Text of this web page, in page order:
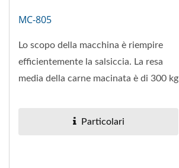
MC-805
Lo scopo della macchina è riempire
efficientemente la salsiccia. La resa
media della carne macinata è di 300 kg
Particolari